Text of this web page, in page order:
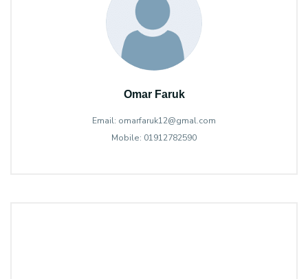
Omar Faruk
Email: omarfaruk12@gmal.com
Mobile: 01912782590